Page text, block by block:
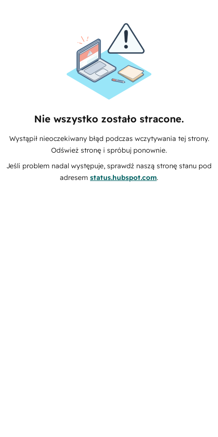
Nie wszystko zostało stracone.
Wystąpił nieoczekiwany błąd podczas wczytywania tej strony.
Odśwież stronę i spróbuj ponownie.
Jeśli problem nadal występuje, sprawdź naszą stronę stanu pod
adresem status.hubspot.com.